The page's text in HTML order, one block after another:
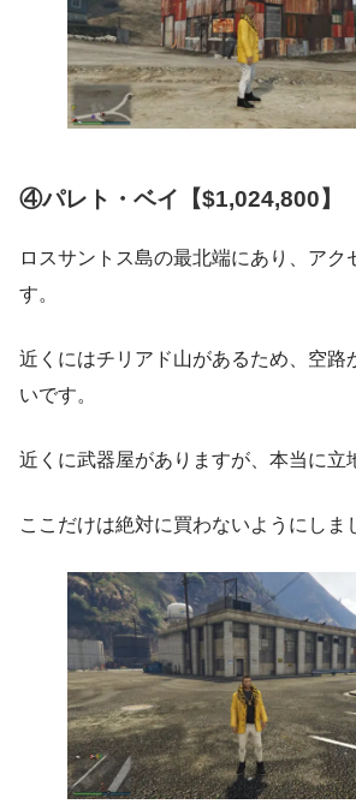
④パレト・ベイ【$1,024,800】
ロスサントス島の最北端にあり、アク
す。
近くにはチリアド山があるため、空路
いです。
近くに武器屋がありますが、本当に立
ここだけは絶対に買わないようにしま